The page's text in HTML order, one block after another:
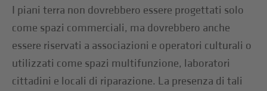
I piani terra non dovrebbero essere progettati solo
come spazi commerciali, ma dovrebbero anche
essere riservati a associazioni e operatori culturali o
utilizzati come spazi multifunzione, laboratori
cittadini e locali di riparazione. La presenza di tali